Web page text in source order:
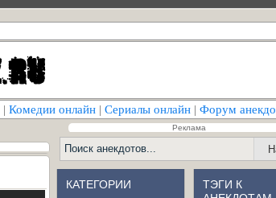
| Комедии онлайн | Сериалы онлайн | Форум
Реклама
КАТЕГОРИИ
ТЭГИ К